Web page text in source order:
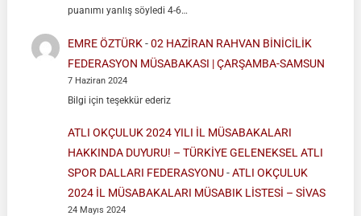
puanımı yanlış söyledi 4-6…
EMRE ÖZTÜRK-02 HAZİRAN RAHVAN BİNİCİLİK
FEDERASYON MÜSABAKASI | ÇARŞAMBA-SAMSUN
7 Haziran 2024
Bilgi için teşekkür ederiz
ATLI OKÇULUK 2024 YILI İL MÜSABAKALARI
HAKKINDA DUYURU! – TÜRKİYE GELENEKSEL ATLI
SPOR DALLARI FEDERASYONU-ATLI OKÇULUK
2024 İL MÜSABAKALARI MÜSABIK LİSTESİ – SİVAS
24 Mayıs 2024